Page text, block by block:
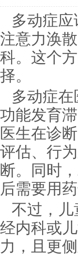
多动症
注意力涣
科。这个
择。
多动症
功能发育
医生在诊
评估、行
断。同时
后需要用
不过，
经内科或
力，且更